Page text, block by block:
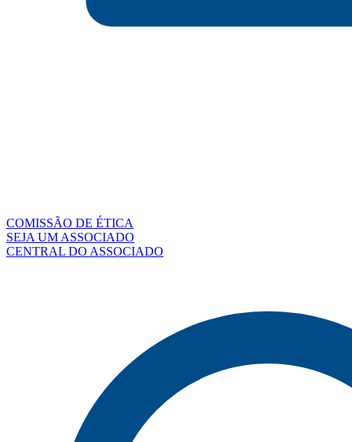
COMISSÃO DE ÉTICA
SEJA UM ASSOCIADO
CENTRAL DO ASSOCIADO